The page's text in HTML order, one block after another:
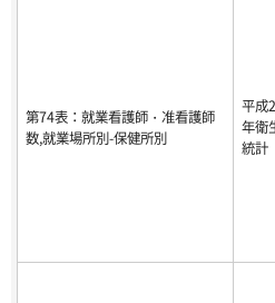
第74表：就業看護師・准看護師
数,就業場所別-保健所別
平成
年衛
統計